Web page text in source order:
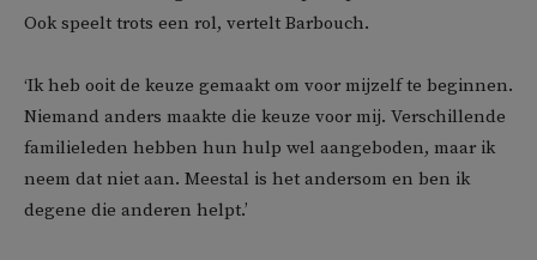
Ook speelt trots een rol, vertelt Barbouch.
‘Ik heb ooit de keuze gemaakt om voor mijzelf te beginnen.
Niemand anders maakte die keuze voor mij. Verschillende
familieleden hebben hun hulp wel aangeboden, maar ik
neem dat niet aan. Meestal is het andersom en ben ik
degene die anderen helpt.’